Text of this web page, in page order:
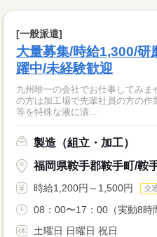
[一般派遣]
大量募集/時給1,300/研
躍中/未経験歓迎
九州唯一の会社でお仕事してみ
の方は加工場で先輩社員の方の
等を特殊な液に漬...
製造（組立・加工）
福岡県鞍手郡鞍手町/鞍
時給1,200円～1,500円 交
08：00〜17：00（実動8時
土曜日 日曜日 祝日